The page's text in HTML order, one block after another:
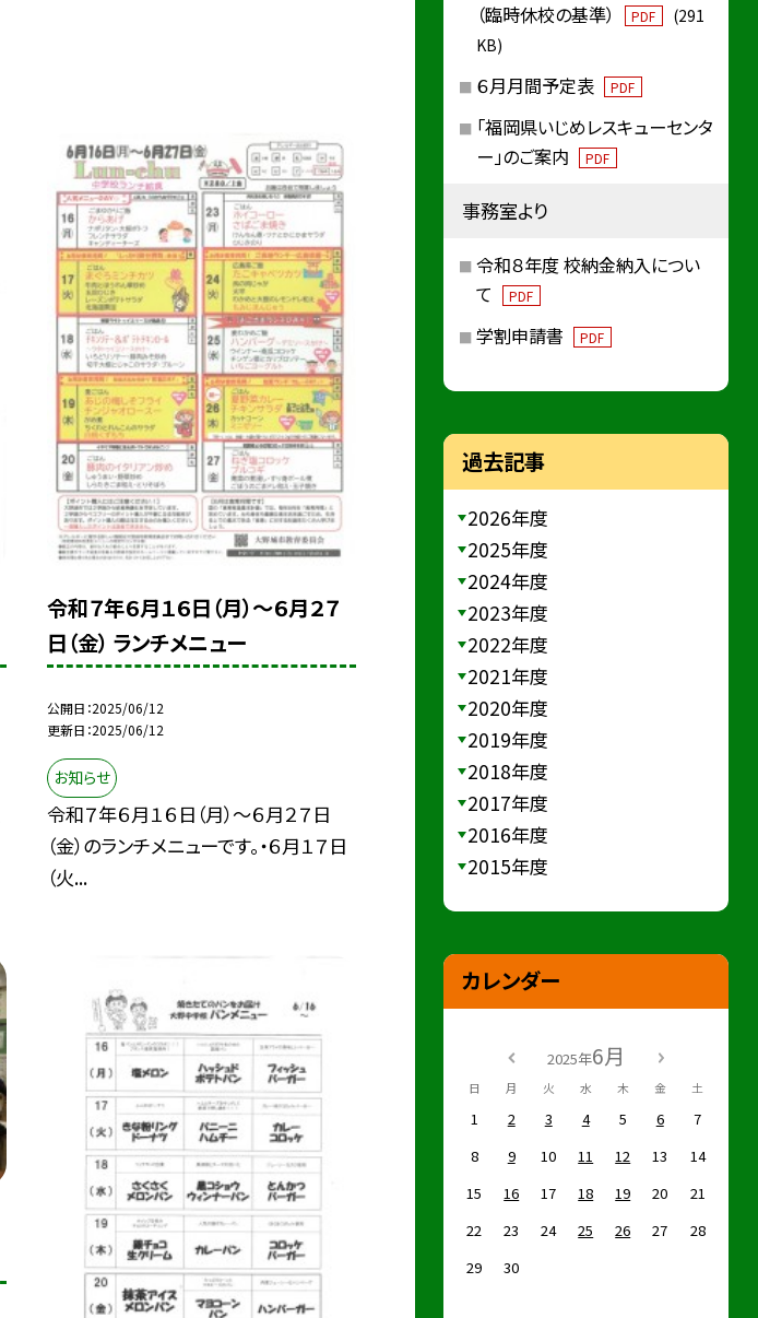
令和７年６月１６日（月）～６月２７
日（金） ランチメニュー
公開日 2025/06/12
更新日 2025/06/12
お知らせ
令和７年６月１６日（月）～６月２７日
（金）のランチメニューです。・６月１７日
（火...
（臨時休校の基準）
PDF
(291
KB)
６月月間予定表 PDF
「福岡県いじめレスキューセンタ
ー」のご案内
PDF
事務室より
令和８年度 校納金納入につい
て
PDF
学割申請書 PDF
過去記事
2026年度
2025年度
2024年度
2023年度
2022年度
2021年度
2020年度
2019年度
2018年度
2017年度
2016年度
2015年度
カレンダー
2025年6月
日 月 火 水 木 金 土
1 2 3 4 5 6
7
8
9 10 11 12 13
14
15
16 17 18 19 20
21
22
23 24 25 26 27
28
29
30